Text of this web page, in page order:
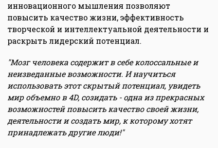
инновационного мышления позволяют
повысить качество жизни, эффективность
творческой и интеллектуальной деятельности и
раскрыть лидерский потенциал.
"Мозг человека содержит в себе колоссальные и
неизведанные возможности. И научиться
использовать этот скрытый потенциал, увидеть
мир объемно в 4D, созидать - одна из прекрасных
возможностей повысить качество своей жизни,
деятельности и создать мир, к которому хотят
принадлежать другие люди!"